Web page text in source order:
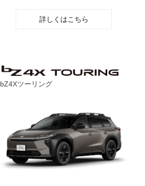
詳しくはこちら
bZ4Xツーリング